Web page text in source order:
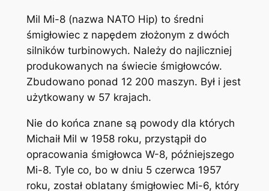
Mil Mi-8 (nazwa NATO Hip) to średni
śmigłowiec z napędem złożonym z dwóch
silników turbinowych. Należy do najliczniej
produkowanych na świecie śmigłowców.
Zbudowano ponad 12 200 maszyn. Był i jest
użytkowany w 57 krajach.
Nie do końca znane są powody dla których
Michaił Mil w 1958 roku, przystąpił do
opracowania śmigłowca W-8, późniejszego
Mi-8. Tyle co, bo w dniu 5 czerwca 1957
roku, został oblatany śmigłowiec Mi-6, który